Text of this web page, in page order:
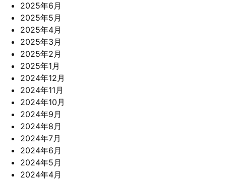
2025年6月
2025年5月
2025年4月
2025年3月
2025年2月
2025年1月
2024年12月
2024年11月
2024年10月
2024年9月
2024年8月
2024年7月
2024年6月
2024年5月
2024年4月